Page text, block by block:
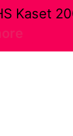
Kaset